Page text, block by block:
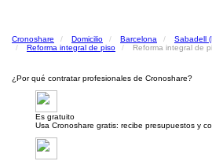
Cronoshare Domicilio Barcelona
Sabadell
Reforma integral de piso
Reforma integral de
¿Por qué contratar profesionales de Cronoshare?
Es gratuito
Usa Cronoshare gratis: recibe presupuestos y